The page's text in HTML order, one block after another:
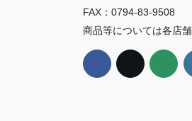
FAX：0794-83-9508
商品等については各店